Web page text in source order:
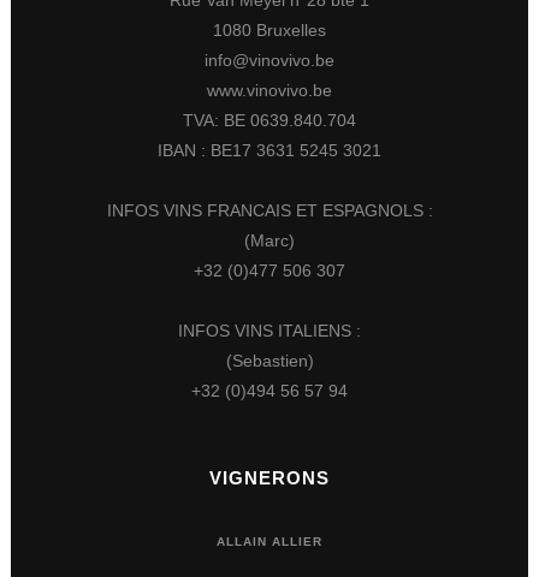
1080 Bruxelles
info@vinovivo.be
www.vinovivo.be
TVA: BE 0639.840.704
IBAN : BE17 3631 5245 3021
INFOS VINS FRANCAIS ET ESPAGNOLS :
(Marc)
+32 (0)477 506 307
INFOS VINS ITALIENS :
(Sebastien)
+32 (0)494 56 57 94
VIGNERONS
ALLAIN ALLIER